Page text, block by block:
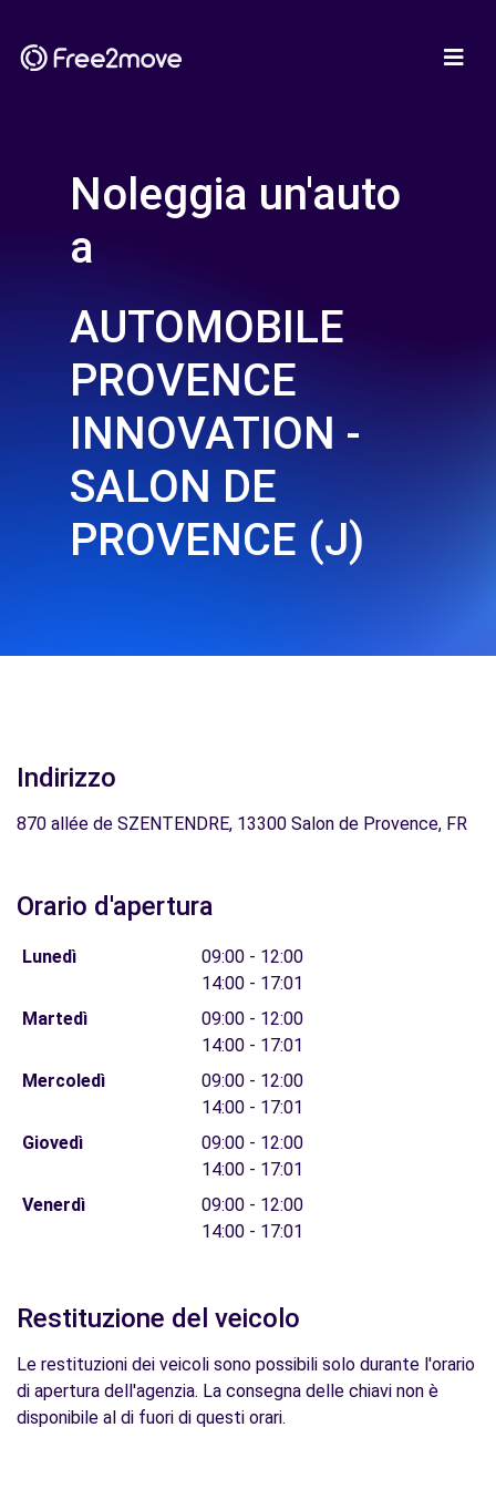
Noleggia un'auto
a
AUTOMOBILE
PROVENCE
INNOVATION -
SALON DE
PROVENCE (J)
Indirizzo
870 allée de SZENTENDRE, 13300 Salon de Provence, FR
Orario d'apertura
Lunedì
09:00 - 12:00
14:00 - 17:01
Martedì
09:00 - 12:00
14:00 - 17:01
Mercoledì
09:00 - 12:00
14:00 - 17:01
Giovedì
09:00 - 12:00
14:00 - 17:01
Venerdì
09:00 - 12:00
14:00 - 17:01
Restituzione del veicolo
Le restituzioni dei veicoli sono possibili solo durante l'orario
di apertura dell'agenzia. La consegna delle chiavi non è
disponibile al di fuori di questi orari.